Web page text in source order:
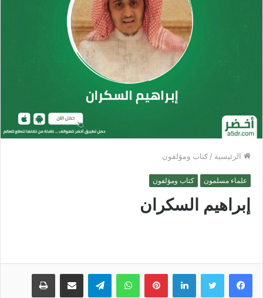
الرئيسية / كتاب ومؤلفون
علماء مسلمون كتاب ومؤلفون
إبراهيم السكران
لينكدإن بينتيريستواتساب تيلقرام مشاركة عبر البريد طباعة